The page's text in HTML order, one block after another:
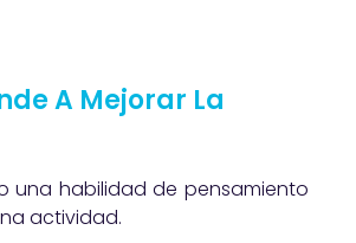
A Mejorar La
una habilidad de pensamiento
actividad.